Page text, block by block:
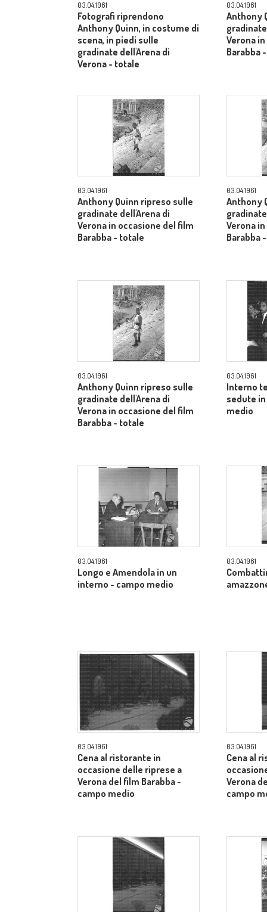
03.04.1961
Fotografi riprendono
Anthony Quinn, in costume di
scena, in piedi sulle
gradinate dell'Arena di
Verona - totale
03.04.1961
Anthony
Verona
Barabba
03.04.1961
Anthony Quinn ripreso sulle
gradinate dell'Arena di
Verona in occasione del film
Barabba - totale
03.04.1961
Anthony
Verona
Barabba
03.04.1961
Anthony Quinn ripreso sulle
gradinate dell'Arena di
Verona in occasione del film
Barabba - totale
03.04.1961
Interno
sedute
medio
03.04.1961
Longo e Amendola in un
interno - campo medio
03.04.1961
03.04.1961
Cena al ristorante in
occasione delle riprese a
Verona del film Barabba -
campo medio
03.04.1961
Cena al
Verona
campo